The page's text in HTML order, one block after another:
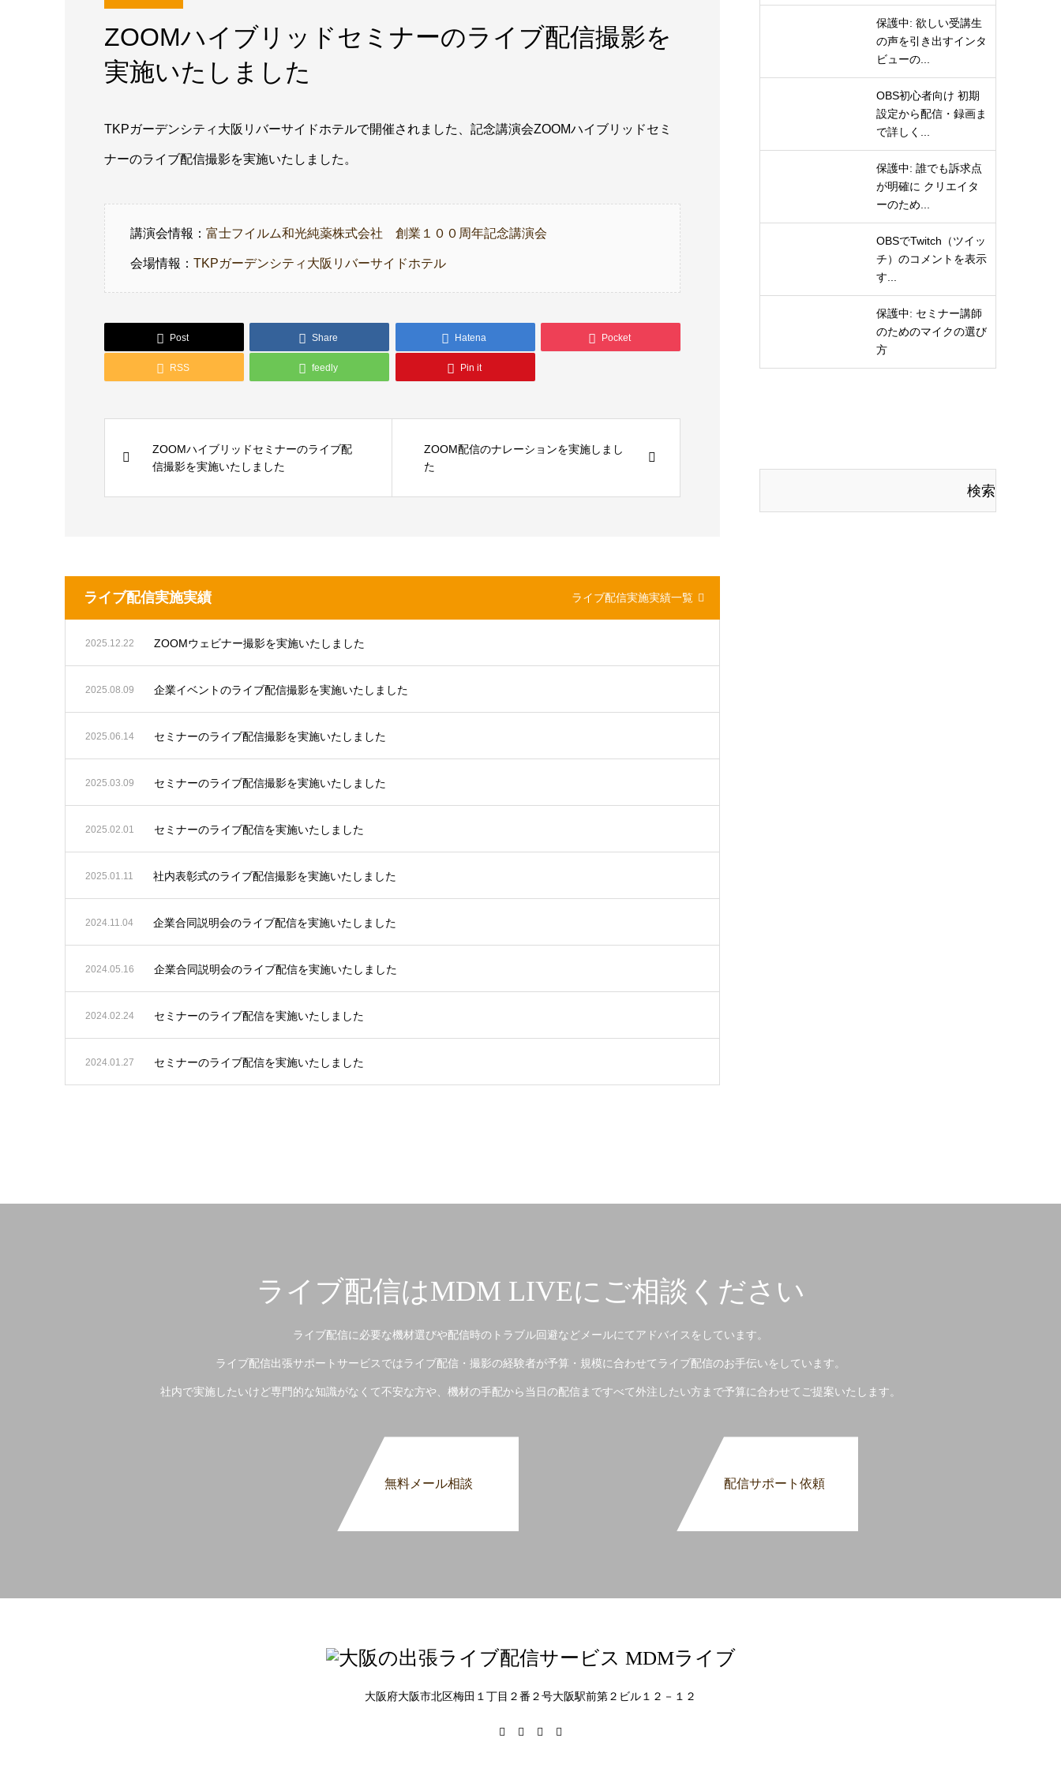
ZOOMハイブリッドセミナーのライブ配信撮影を
実施いたしました
TKPガーデンシティ大阪リバーサイドホテルで開催されました、記念講演会ZOOMハイブリッドセミ
ナーのライブ配信撮影を実施いたしました。
講演会情報： 富士フイルム和光純薬株式会社 創業１００周年記念講演会
会場情報： TKPガーデンシティ大阪リバーサイドホテル
Post Share Hatena Pocket
RSS feedly Pin it
ZOOMハイブリッドセミナーのライブ配
信撮影を実施いたしました
ZOOM配信のナレーションを実施しまし
た
ライブ配信実施実績 ライブ配信実施実績一覧
2025.12.22 ZOOMウェビナー撮影を実施いたしました
2025.08.09 企業イベントのライブ配信撮影を実施いたしました
2025.06.14 セミナーのライブ配信撮影を実施いたしました
2025.03.09 セミナーのライブ配信撮影を実施いたしました
2025.02.01 セミナーのライブ配信を実施いたしました
2025.01.11 社内表彰式のライブ配信撮影を実施いたしました
2024.11.04 企業合同説明会のライブ配信を実施いたしました
2024.05.16 企業合同説明会のライブ配信を実施いたしました
2024.02.24 セミナーのライブ配信を実施いたしました
2024.01.27 セミナーのライブ配信を実施いたしました
保護中: 欲しい受講生
の声を引き出すインタ
ビューの...
OBS初心者向け 初期
設定から配信・録画ま
で詳しく...
保護中: 誰でも訴求点
が明確に クリエイタ
ーのため...
OBSでTwitch（ツイッ
チ）のコメントを表示
す...
保護中: セミナー講師
のためのマイクの選び
方
ライブ配信はMDM LIVEにご相談ください
ライブ配信に必要な機材選びや配信時のトラブル回避などメールにてアドバイスをしています。
ライブ配信出張サポートサービスではライブ配信・撮影の経験者が予算・規模に合わせてライブ配信のお手伝いをしています。
社内で実施したいけど専門的な知識がなくて不安な方や、機材の手配から当日の配信まですべて外注したい方まで予算に合わせてご提案いたします。
無料メール相談 配信サポート依頼
大阪府大阪市北区梅田１丁目２番２号大阪駅前第２ビル１２－１２